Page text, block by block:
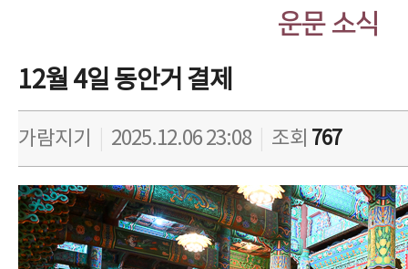
운문 소식
12월 4일 동안거 결제
가람지기 2025.12.06 23:08 조회 767